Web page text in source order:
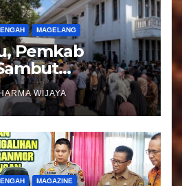
MAGELANG
Pemkab
Jemaah Haji
WIJAYA
MAGAZINE